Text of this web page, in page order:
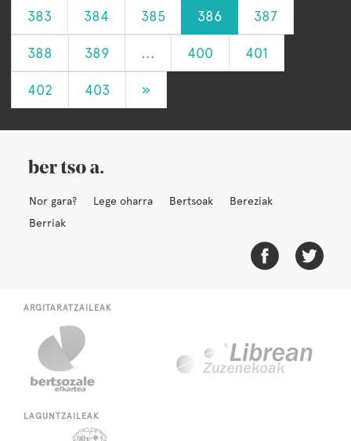
383 384 385 386 387
388 389 ... 400 401
402 403 »
Nor gara? Lege oharra Bertsoak
Bereziak
Berriak
ARGITARATZAILEAK
LAGUNTZAILEAK